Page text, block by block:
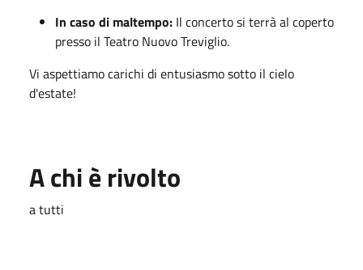
In caso di maltempo: Il concerto si terrà al coperto
presso il Teatro Nuovo Treviglio.
Vi aspettiamo carichi di entusiasmo sotto il cielo
d'estate!
A chi è rivolto
a tutti